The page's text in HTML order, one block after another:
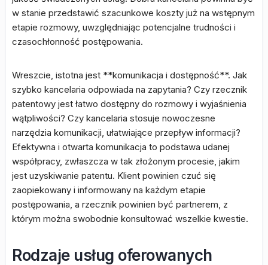
w stanie przedstawić szacunkowe koszty już na wstępnym
etapie rozmowy, uwzględniając potencjalne trudności i
czasochłonność postępowania.
Wreszcie, istotna jest **komunikacja i dostępność**. Jak
szybko kancelaria odpowiada na zapytania? Czy rzecznik
patentowy jest łatwo dostępny do rozmowy i wyjaśnienia
wątpliwości? Czy kancelaria stosuje nowoczesne
narzędzia komunikacji, ułatwiające przepływ informacji?
Efektywna i otwarta komunikacja to podstawa udanej
współpracy, zwłaszcza w tak złożonym procesie, jakim
jest uzyskiwanie patentu. Klient powinien czuć się
zaopiekowany i informowany na każdym etapie
postępowania, a rzecznik powinien być partnerem, z
którym można swobodnie konsultować wszelkie kwestie.
Rodzaje usług oferowanych